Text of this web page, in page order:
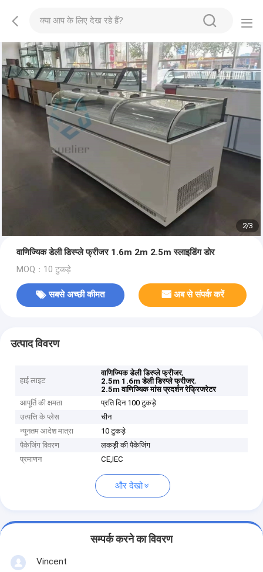
2/3
वाणिज्यिक डेली डिस्प्ले फ्रीजर 1.6m 2m 2.5m स्लाइडिंग डोर
MOQ：10 टुकड़े
सबसे अच्छी कीमत अब से संपर्क करें
उत्पाद विवरण
हाई लाइट
वाणिज्यिक डेली डिस्प्ले फ्रीजर,
2.5m 1.6m डेली डिस्प्ले फ्रीजर,
2.5m वाणिज्यिक मांस प्रदर्शन रेफ्रिजरेटर
आपूर्ति की क्षमता
प्रति दिन 100 टुकड़े
उत्पत्ति के प्लेस
चीन
न्यूनतम आदेश मात्रा
10 टुकड़े
पैकेजिंग विवरण
लकड़ी की पैकेजिंग
प्रमाणन
CE,IEC
और देखो
सम्पर्क करने का विवरण
Vincent